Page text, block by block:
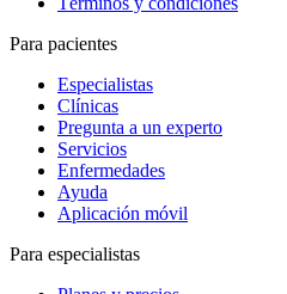
Para pacientes
Especialistas
Clínicas
Pregunta a un experto
Servicios
Enfermedades
Ayuda
Aplicación móvil
Para especialistas